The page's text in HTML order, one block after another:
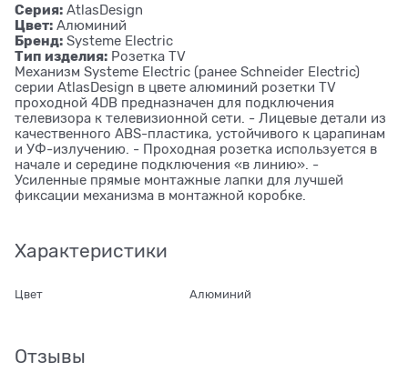
Серия: AtlasDesign
Цвет: Алюминий
Бренд: Systeme Electric
Тип изделия: Розетка ТV
Механизм Systeme Electric (ранее Schneider Electric)
серии AtlasDesign в цвете алюминий розетки TV
проходной 4DB предназначен для подключения
телевизора к телевизионной сети. - Лицевые детали из
качественного ABS-пластика, устойчивого к царапинам
и УФ-излучению. - Проходная розетка используется в
начале и середине подключения «в линию». -
Усиленные прямые монтажные лапки для лучшей
фиксации механизма в монтажной коробке.
Характеристики
Цвет Алюминий
Отзывы